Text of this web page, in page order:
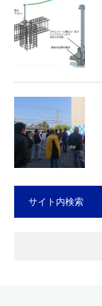
サイト内検索